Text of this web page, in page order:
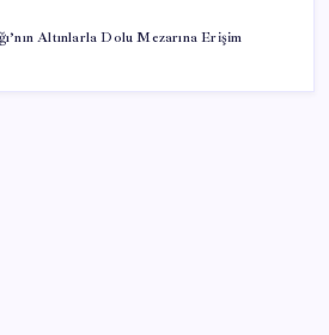
Altınlarla Dolu Mezarına Erişim